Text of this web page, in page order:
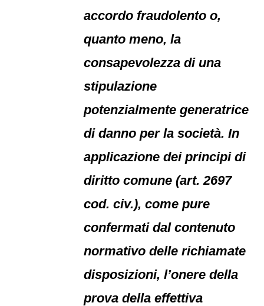
accordo fraudolento o,
quanto meno, la
consapevolezza di una
stipulazione
potenzialmente generatrice
di danno per la società. In
applicazione dei principi di
diritto comune (art. 2697
cod. civ.), come pure
confermati dal contenuto
normativo delle richiamate
disposizioni, l’onere della
prova della effettiva